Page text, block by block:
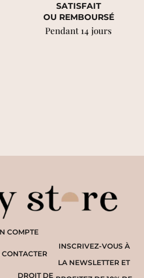
SATISFAIT
OU REMBOURSÉ
Pendant 14 jours
INSCRIVEZ-VOUS À
LA NEWSLETTER ET
COMPTE
CONTACTER
DROIT DE